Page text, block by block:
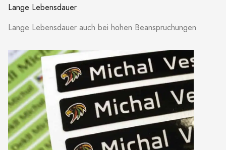
Lange Lebensdauer
Lange Lebensdauer auch bei hohen Beanspruchungen